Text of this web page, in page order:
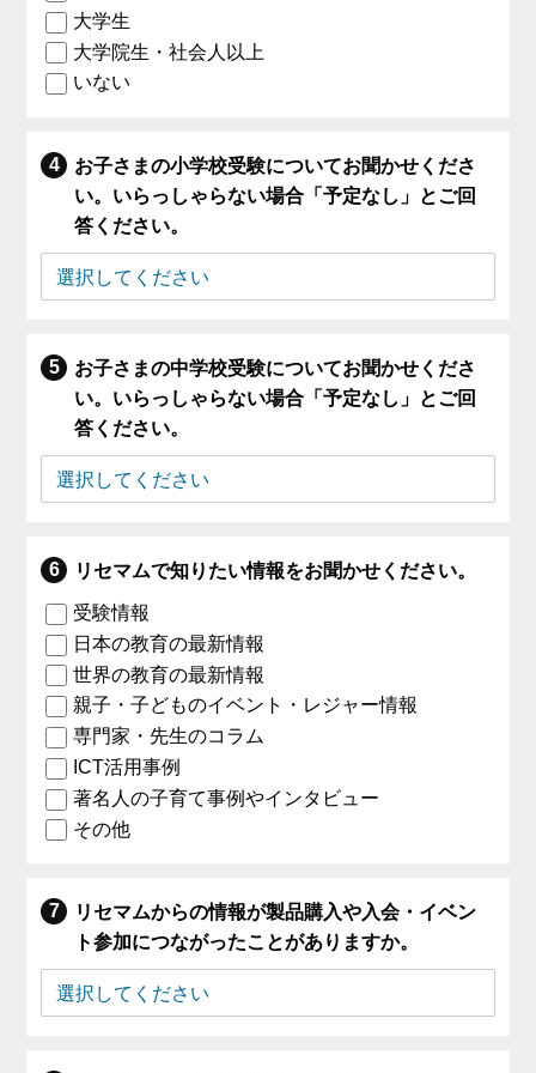
大学生
大学院生・社会人以上
いない
お子さまの小学校受験についてお聞かせくださ
い。いらっしゃらない場合「予定なし」とご回
答ください。
お子さまの中学校受験についてお聞かせくださ
い。いらっしゃらない場合「予定なし」とご回
答ください。
リセマムで知りたい情報をお聞かせください。
受験情報
日本の教育の最新情報
世界の教育の最新情報
親子・子どものイベント・レジャー情報
専門家・先生のコラム
ICT活用事例
著名人の子育て事例やインタビュー
その他
リセマムからの情報が製品購入や入会・イベン
ト参加につながったことがありますか。